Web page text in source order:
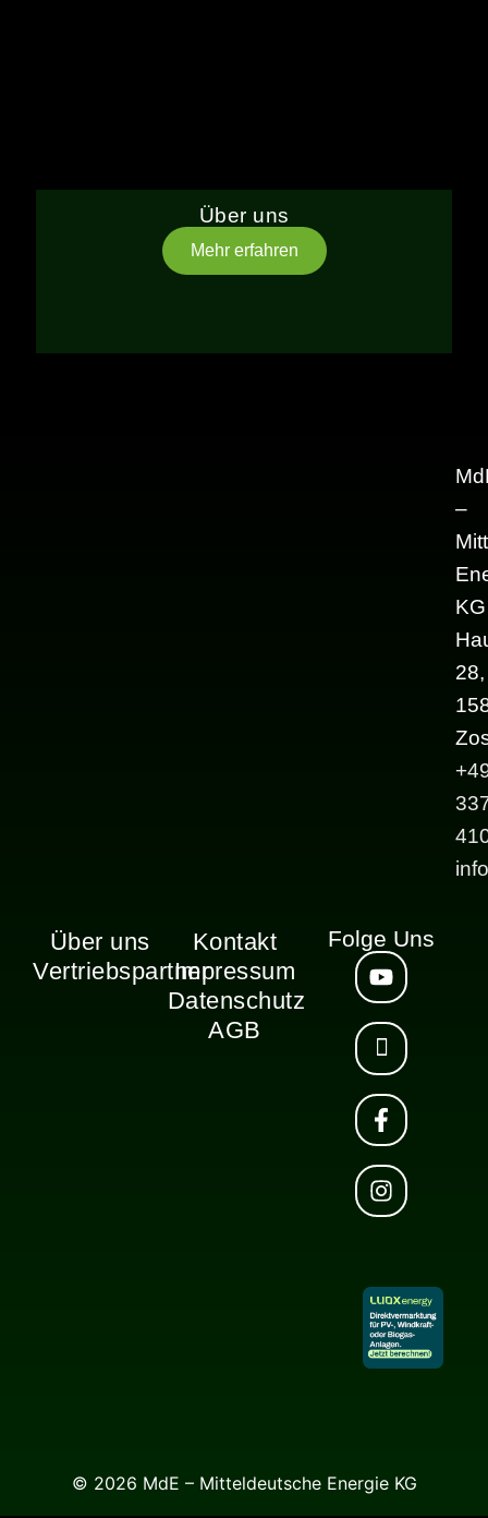
Über uns
Mehr erfahren
–
KG
28,
Über uns
Vertriebspartner
Kontakt
Impressum
Datenschutz
AGB
Folge Uns
© 2026 MdE – Mitteldeutsche Energie KG